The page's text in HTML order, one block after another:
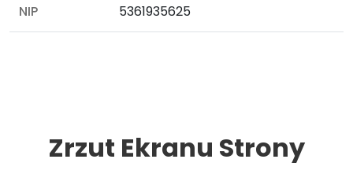
NIP 5361935625
Zrzut Ekranu Strony